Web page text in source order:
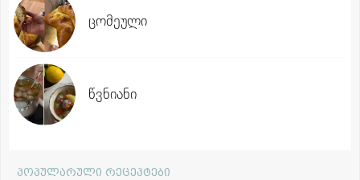
ცომეული
წვნიანი
პოპულარული რეცეპტები